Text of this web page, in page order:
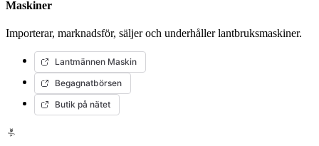
Maskiner
Importerar, marknadsför, säljer och underhåller lantbruksmaskiner.
Lantmännen Maskin
Begagnatbörsen
Butik på nätet